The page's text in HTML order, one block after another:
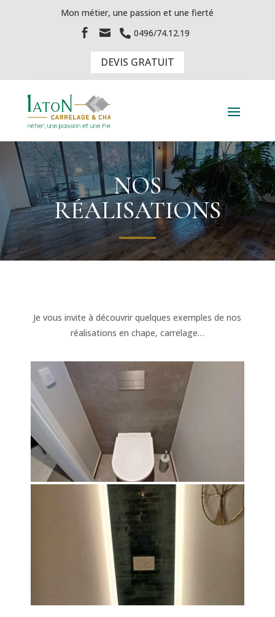
Mon métier, une passion et une fierté
   0496/74.12.19
DEVIS GRATUIT
NOS
RÉALISATIONS
Je vous invite à découvrir quelques exemples de nos
réalisations en chape, carrelage…